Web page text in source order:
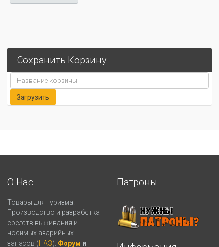
Сохранить Корзину
О Нас
Товары для туризма.
Производство и разработка
средств выживания и
носимых аварийных
запасов (НАЗ). Форум и
Патроны